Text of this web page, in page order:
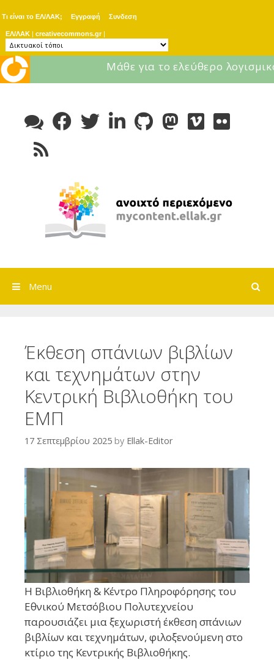
Τι είναι το ΕΛ/ΛΑΚ; Εγγραφή Συνδεση
ΕΛ/ΛΑΚ | creativecommons.gr |
Μάθε για το ελεύθερο
content
Search
Menu
Έκθεση σπάνιων βιβλίων
και τεχνημάτων στην
Κεντρική Βιβλιοθήκη του
ΕΜΠ
17 Σεπτεμβρίου 2025 by Ellak-Editor
Η Βιβλιοθήκη & Κέντρο Πληροφόρησης του
Εθνικού Μετσόβιου Πολυτεχνείου
παρουσιάζει μια ξεχωριστή έκθεση σπάνιων
βιβλίων και τεχνημάτων, φιλοξενούμενη στο
κτίριο της Κεντρικής Βιβλιοθήκης.